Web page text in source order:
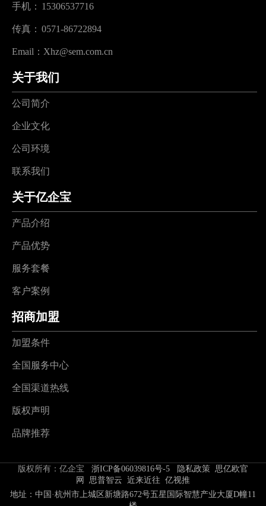
手机： 15306537716
传真： 0571-86722894
Email： Xhz@sem.com.cn
关于我们
公司简介
企业文化
公司环境
联系我们
关于亿企宝
产品介绍
产品优势
服务套餐
客户案例
招商加盟
加盟条件
全国服务中心
全国渠道热线
版权声明
品牌推荐
版权所有：亿企宝 浙ICP备06039816号-5 隐私政策 思亿欧官
网
思普智云 近来近往 亿视推
地址：中国·杭州市上城区新塘路672号五星国际智慧产业大厦D幢11